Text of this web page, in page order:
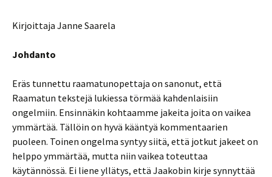
Kirjoittaja Janne Saarela
Johdanto
Eräs tunnettu raamatunopettaja on sanonut, että
Raamatun tekstejä lukiessa törmää kahdenlaisiin
ongelmiin. Ensinnäkin kohtaamme jakeita joita on vaikea
ymmärtää. Tällöin on hyvä kääntyä kommentaarien
puoleen. Toinen ongelma syntyy siitä, että jotkut jakeet on
helppo ymmärtää, mutta niin vaikea toteuttaa
käytännössä. Ei liene yllätys, että Jaakobin kirje synnyttää